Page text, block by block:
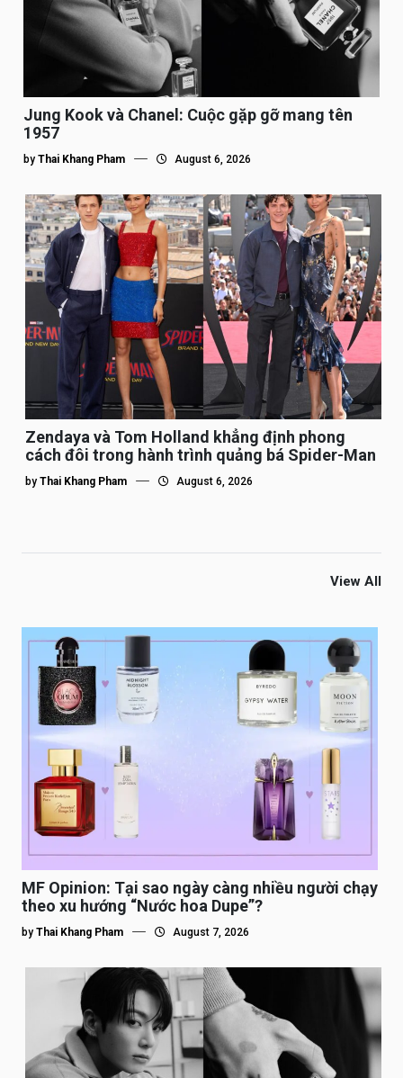
Jung Kook và Chanel: Cuộc gặp gỡ mang tên
1957
by Thai Khang Pham August 6, 2026
Zendaya và Tom Holland khẳng định phong
cách đôi trong hành trình quảng bá Spider-Man
by Thai Khang Pham August 6, 2026
View All
MF Opinion: Tại sao ngày càng nhiều người chạy
theo xu hướng “Nước hoa Dupe”?
by Thai Khang Pham August 7, 2026